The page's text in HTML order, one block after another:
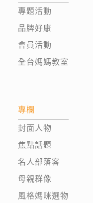
專題活動
品牌好康
會員活動
全台媽媽教室
專欄
封面人物
焦點話題
名人部落客
母親群像
風格媽咪選物